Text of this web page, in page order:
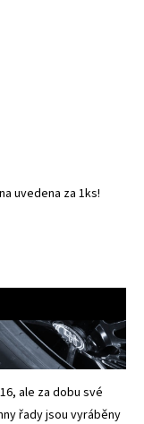
uvedena za 1ks!
ale za dobu své
řady jsou vyráběny